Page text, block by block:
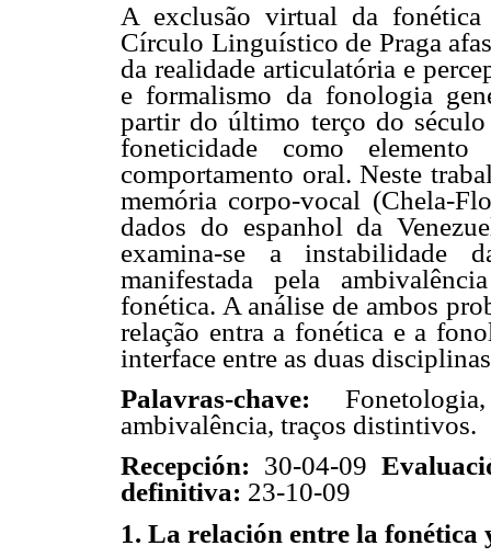
A exclusão virtual da
Círculo Linguístico de Praga
da realidade articulatória e
e formalismo da fonologia
partir do último terço do
foneticidade como
comportamento oral. Neste
memória corpo-vocal (Chela-
dados do espanhol da
examina-se a instabilidade
manifestada pela
fonética. A análise de ambos
relação entra a fonética e a
interface entre as duas
Palavras-chave:
ambivalência, traços distintivos.
Recepción: 30-04-09
definitiva: 23-10-09
1. La relación entre la fonética